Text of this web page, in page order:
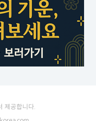
제공합니다.